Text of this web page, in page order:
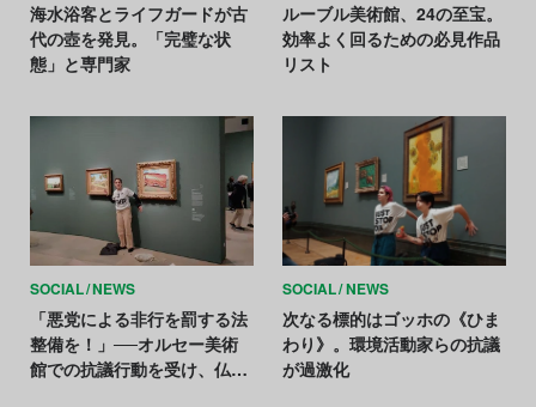
海水浴客とライフガードが古
代の壺を発見。「完璧な状
態」と専門家
ルーブル美術館、24の至宝。
効率よく回るための必見作品
リスト
SOCIAL NEWS
「悪党による非行を罰する法
整備を！」──オルセー美術
館での抗議行動を受け、仏文
SOCIAL NEWS
次なる標的はゴッホの《ひま
わり》。環境活動家らの抗議
が過激化